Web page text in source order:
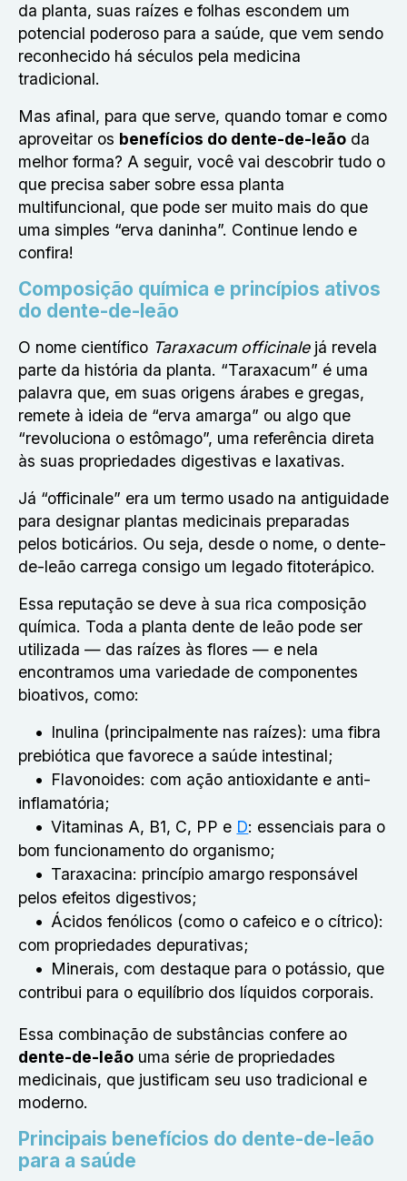
da planta, suas raízes e folhas escondem um
potencial poderoso para a saúde, que vem sendo
reconhecido há séculos pela medicina
tradicional.
Mas afinal, para que serve, quando tomar e como
aproveitar os benefícios do dente-de-leão da
melhor forma? A seguir, você vai descobrir tudo o
que precisa saber sobre essa planta
multifuncional, que pode ser muito mais do que
uma simples “erva daninha”. Continue lendo e
confira!
Composição química e princípios ativos
do dente-de-leão
O nome científico Taraxacum officinalejá revela
parte da história da planta. “Taraxacum” é uma
palavra que, em suas origens árabes e gregas,
remete à ideia de “erva amarga” ou algo que
“revoluciona o estômago”, uma referência direta
às suas propriedades digestivas e laxativas.
Já “officinale” era um termo usado na antiguidade
para designar plantas medicinais preparadas
pelos boticários. Ou seja, desde o nome, o dente-
de-leão carrega consigo um legado fitoterápico.
Essa reputação se deve à sua rica composição
química. Toda a planta dente de leão pode ser
utilizada — das raízes às flores — e nela
encontramos uma variedade de componentes
bioativos, como:
Inulina (principalmente nas raízes): uma fibra
prebiótica que favorece a saúde intestinal;
Flavonoides: com ação antioxidante e anti-
inflamatória;
Vitaminas A, B1, C, PP e D: essenciais para o
bom funcionamento do organismo;
Taraxacina: princípio amargo responsável
pelos efeitos digestivos;
Ácidos fenólicos (como o cafeico e o cítrico):
com propriedades depurativas;
Minerais, com destaque para o potássio, que
contribui para o equilíbrio dos líquidos corporais.
Essa combinação de substâncias confere ao
dente-de-leão uma série de propriedades
medicinais, que justificam seu uso tradicional e
moderno.
Principais benefícios do dente-de-leão
para a saúde